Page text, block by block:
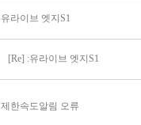
유라이브 엣지S1
[Re] :유라이브 엣지S1
제한속도알림 오류